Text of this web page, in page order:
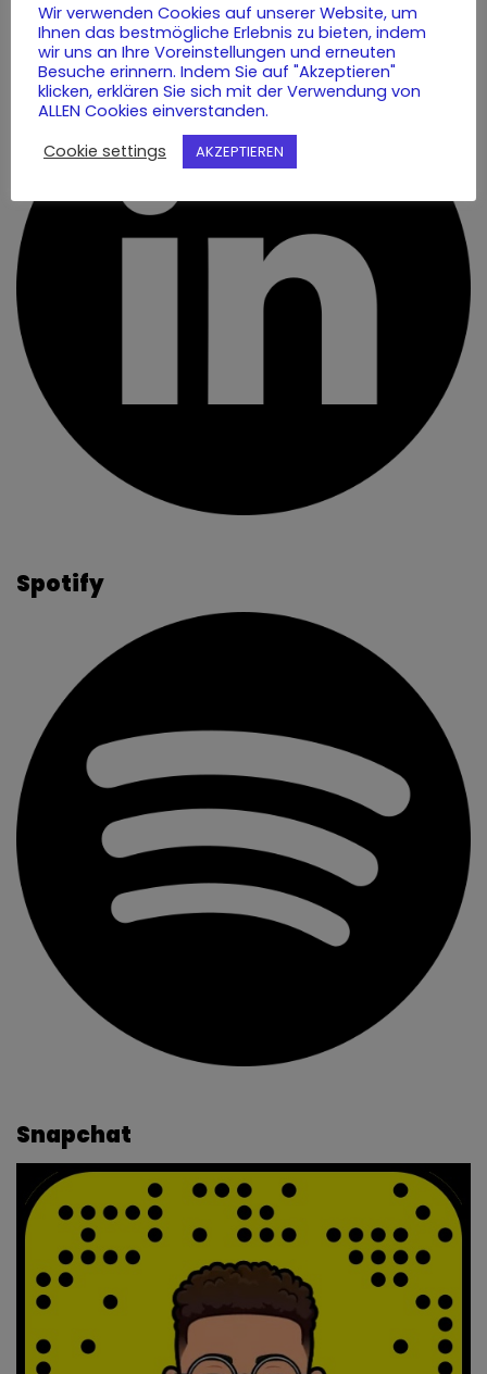
LinkedIn
Spotify
Snapchat
Wir verwenden Cookies auf unserer Website, um
Ihnen das bestmögliche Erlebnis zu bieten, indem
wir uns an Ihre Voreinstellungen und erneuten
Besuche erinnern. Indem Sie auf "Akzeptieren"
klicken, erklären Sie sich mit der Verwendung von
ALLEN Cookies einverstanden.
Cookie settings
AKZEPTIEREN